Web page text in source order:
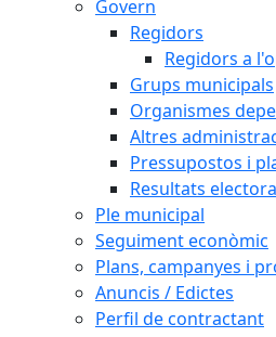
Govern
Regidors
Regidors a
Grups municipals
Organismes
Altres
Pressupostos i
Resultats
Ple municipal
Seguiment econòmic
Plans, campanyes i
Anuncis / Edictes
Perfil de contractant